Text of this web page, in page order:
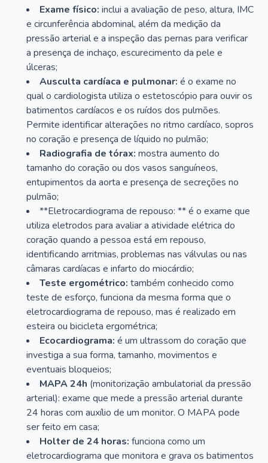
Exame físico: inclui a avaliação de peso, altura, IMC
e circunferência abdominal, além da medição da
pressão arterial e a inspeção das pernas para verificar
a presença de inchaço, escurecimento da pele e
úlceras;
Ausculta cardíaca e pulmonar: é o exame no
qual o cardiologista utiliza o estetoscópio para ouvir os
batimentos cardíacos e os ruídos dos pulmões.
Permite identificar alterações no ritmo cardíaco, sopros
no coração e presença de líquido no pulmão;
Radiografia de tórax: mostra aumento do
tamanho do coração ou dos vasos sanguíneos,
entupimentos da aorta e presença de secreções no
pulmão;
**Eletrocardiograma de repouso: ** é o exame que
utiliza eletrodos para avaliar a atividade elétrica do
coração quando a pessoa está em repouso,
identificando arritmias, problemas nas válvulas ou nas
câmaras cardíacas e infarto do miocárdio;
Teste ergométrico: também conhecido como
teste de esforço, funciona da mesma forma que o
eletrocardiograma de repouso, mas é realizado em
esteira ou bicicleta ergométrica;
Ecocardiograma: é um ultrassom do coração que
investiga a sua forma, tamanho, movimentos e
eventuais bloqueios;
MAPA 24h (monitorização ambulatorial da pressão
arterial): exame que mede a pressão arterial durante
24 horas com auxílio de um monitor. O MAPA pode
ser feito em casa;
Holter de 24 horas: funciona como um
eletrocardiograma que monitora e grava os batimentos